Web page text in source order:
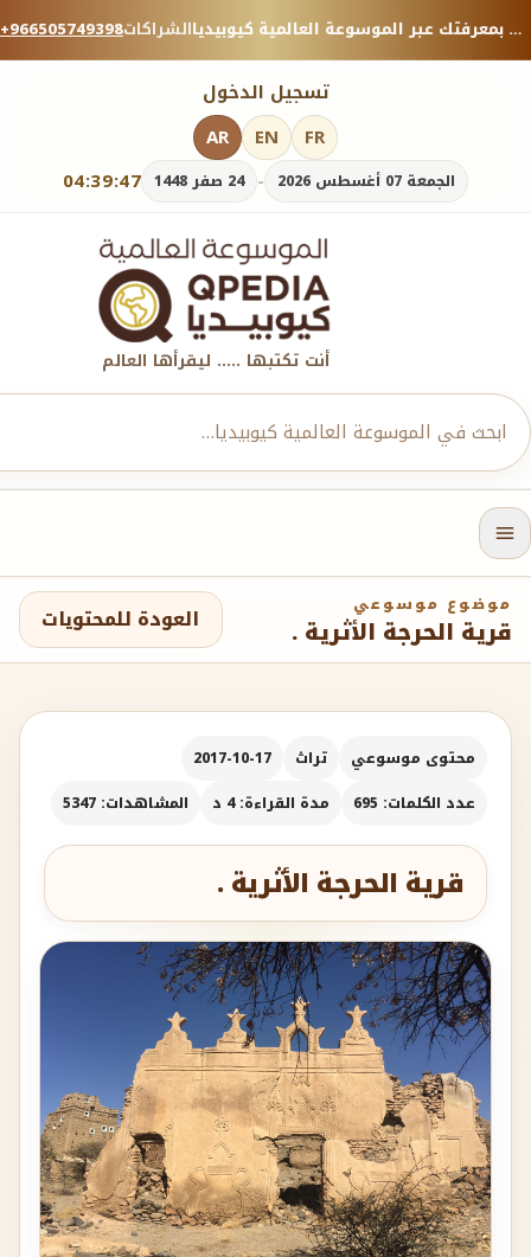
+966505749398الشراكات منصة معرفية موثوقة — شارك بمعرفتك عبر الموسوعة العالمية كيوبيديا.
تسجيل الدخول
04:39:49 الجمعة 07 أغسطس 2026 - 24 صفر 1448
AR EN FR
أنت تكتبها ..... ليقرأها العالم
موضوع موسوعي
قرية الحرجة الأثرية . العودة للمحتويات
محتوى موسوعي تراث
2017-10-17
عدد الكلمات: 695
مدة القراءة: 4 د المشاهدات: 5347
قرية الحرجة الأثرية .